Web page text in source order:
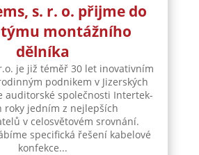
s. r. o. přijme do
montážního
dělníka
je již téměř 30 let inovativním
podnikem v Jizerských
auditorské společnosti Intertek-
roky jedním z nejlepších
v celosvětovém srovnání.
specifická řešení kabelové
konfekce...